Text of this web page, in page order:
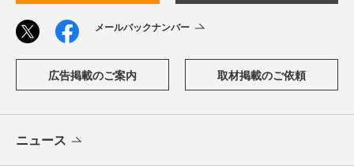
メールバックナンバー
広告掲載のご案内 取材掲載のご依頼
ニュース